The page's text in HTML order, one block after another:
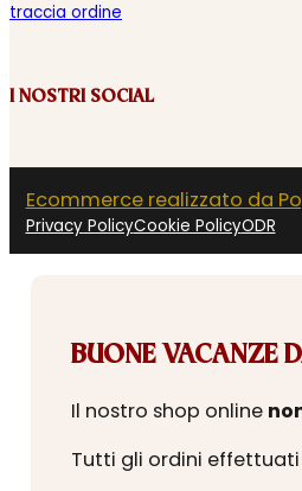
traccia ordine
I NOSTRI SOCIAL
Ecommerce realizzato da
Privacy PolicyCookie PolicyODR
BUONE VACANZE
Il nostro shop online
Tutti gli ordini effettuati